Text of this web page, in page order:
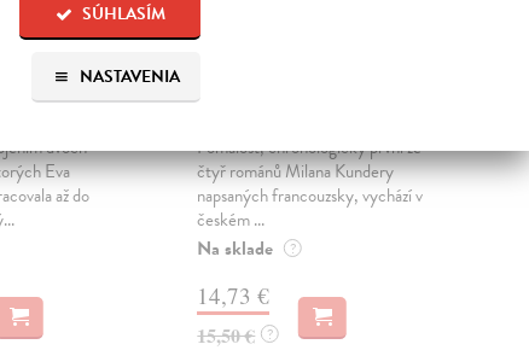
SÚHLASÍM
NASTAVENIA
dvoch
Eva
až do
Pomalost
Pomalost, chronologicky první ze
čtyř románů Milana Kundery
napsaných francouzsky, vychází v
českém ...
Na sklade ?
14,73 €
15,50 € ?